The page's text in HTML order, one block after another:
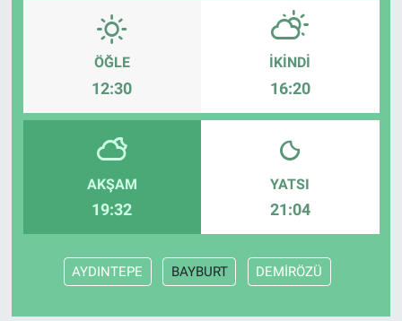
ÖĞLE
12:30
İKINDI
16:20
AKŞAM
19:32
YATSI
21:04
AYDINTEPE BAYBURT DEMİRÖZÜ
YAŞAM
RESMİ İLAN